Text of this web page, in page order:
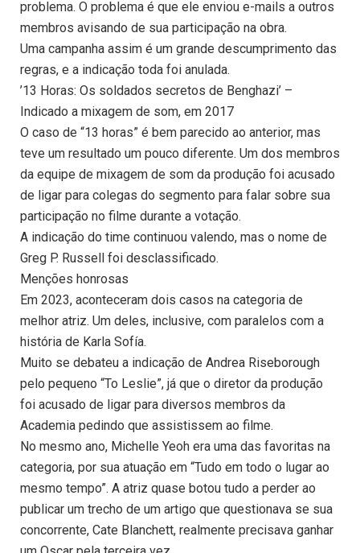
problema. O problema é que ele enviou e-mails a outros
membros avisando de sua participação na obra.
Uma campanha assim é um grande descumprimento das
regras, e a indicação toda foi anulada.
’13 Horas: Os soldados secretos de Benghazi’ –
Indicado a mixagem de som, em 2017
O caso de “13 horas” é bem parecido ao anterior, mas
teve um resultado um pouco diferente. Um dos membros
da equipe de mixagem de som da produção foi acusado
de ligar para colegas do segmento para falar sobre sua
participação no filme durante a votação.
A indicação do time continuou valendo, mas o nome de
Greg P. Russell foi desclassificado.
Menções honrosas
Em 2023, aconteceram dois casos na categoria de
melhor atriz. Um deles, inclusive, com paralelos com a
história de Karla Sofía.
Muito se debateu a indicação de Andrea Riseborough
pelo pequeno “To Leslie”, já que o diretor da produção
foi acusado de ligar para diversos membros da
Academia pedindo que assistissem ao filme.
No mesmo ano, Michelle Yeoh era uma das favoritas na
categoria, por sua atuação em “Tudo em todo o lugar ao
mesmo tempo”. A atriz quase botou tudo a perder ao
publicar um trecho de um artigo que questionava se sua
concorrente, Cate Blanchett, realmente precisava ganhar